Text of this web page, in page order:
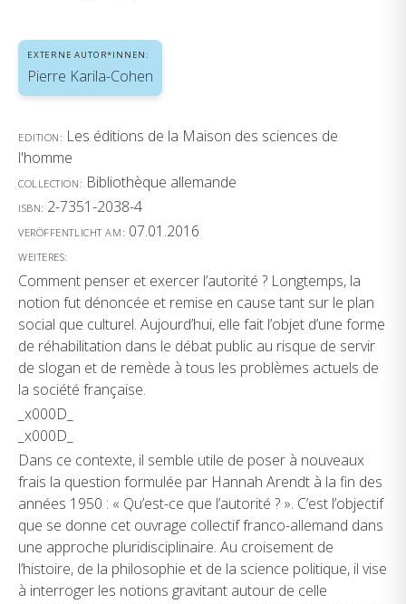
EXTERNE AUTOR*INNEN:
Pierre Karila-Cohen
EDITION: Les éditions de la Maison des sciences de
l'homme
COLLECTION: Bibliothèque allemande
ISBN: 2-7351-2038-4
VERÖFFENTLICHT AM: 07.01.2016
WEITERES:
Comment penser et exercer l’autorité ? Longtemps, la
notion fut dénoncée et remise en cause tant sur le plan
social que culturel. Aujourd’hui, elle fait l’objet d’une forme
de réhabilitation dans le débat public au risque de servir
de slogan et de remède à tous les problèmes actuels de
la société française.
_x000D_
_x000D_
Dans ce contexte, il semble utile de poser à nouveaux
frais la question formulée par Hannah Arendt à la fin des
années 1950 : « Qu’est-ce que l’autorité ? ». C’est l’objectif
que se donne cet ouvrage collectif franco-allemand dans
une approche pluridisciplinaire. Au croisement de
l’histoire, de la philosophie et de la science politique, il vise
à interroger les notions gravitant autour de celle